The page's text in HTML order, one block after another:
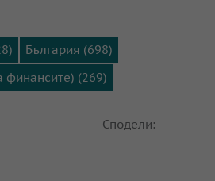
България (698)
(269)
Сподели: